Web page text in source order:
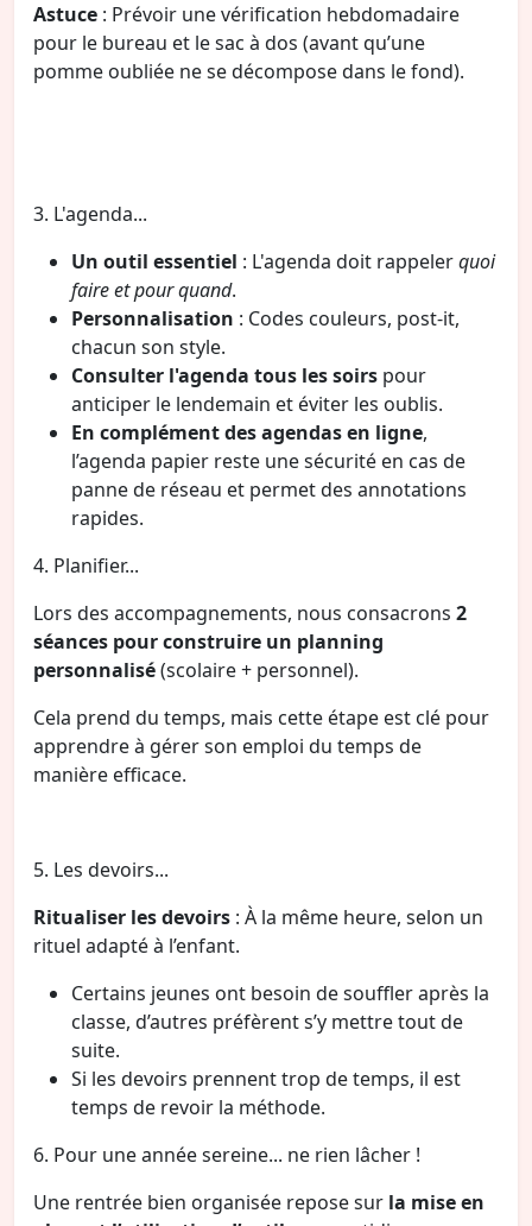
Astuce : Prévoir une vérification hebdomadaire
pour le bureau et le sac à dos (avant qu’une
pomme oubliée ne se décompose dans le fond).
3. L'agenda...
Un outil essentiel : L'agenda doit rappelerquoi
faire et pour quand.
Personnalisation : Codes couleurs, post-it,
chacun son style.
Consulter l'agenda tous les soirs pour
anticiper le lendemain et éviter les oublis.
En complément des agendas en ligne,
l’agenda papier reste une sécurité en cas de
panne de réseau et permet des annotations
rapides.
4. Planifier...
Lors des accompagnements, nous consacrons 2
séances pour construire un planning
personnalisé(scolaire + personnel).
Cela prend du temps, mais cette étape est clé pour
apprendre à gérer son emploi du temps de
manière efficace.
5. Les devoirs...
Ritualiser les devoirs : À la même heure, selon un
rituel adapté à l’enfant.
Certains jeunes ont besoin de souffler après la
classe, d’autres préfèrent s’y mettre tout de
suite.
Si les devoirs prennent trop de temps, il est
temps de revoir la méthode.
6. Pour une année sereine... ne rien lâcher !
Une rentrée bien organisée repose sur la mise en